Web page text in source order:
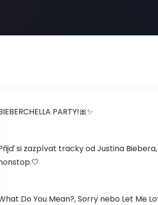
PARTY!🎀✨
si zazpívat tracky od Justina
Do You Mean?, Sorry nebo Let Me